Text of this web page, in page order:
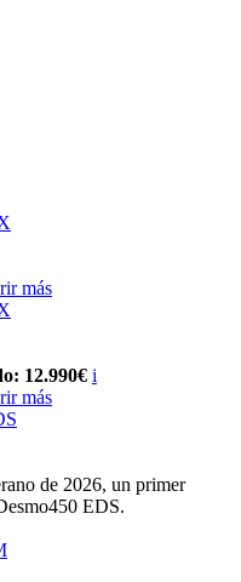
más
12.990€ i
más
de 2026, un primer
EDS.